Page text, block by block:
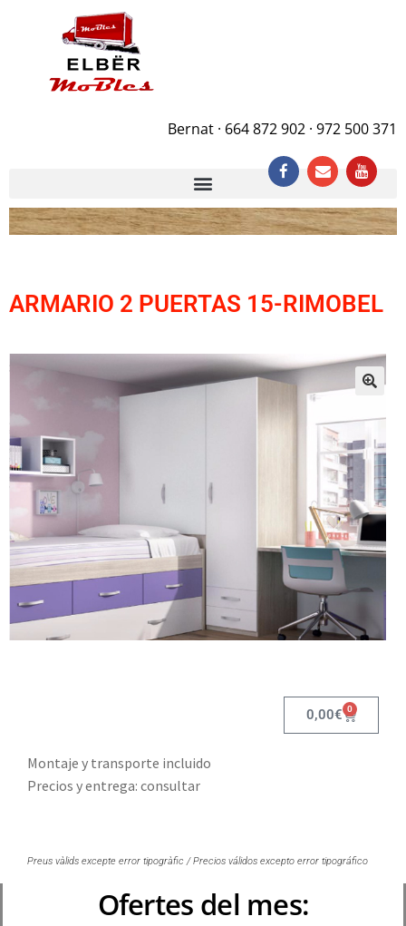
Bernat · 664 872 902 · 972 500 371
ARMARIO 2 PUERTAS 15-RIMOBEL
0,00€ 0
Montaje y transporte incluido
Precios y entrega: consultar
Preus vàlids excepte error tipogràfic / Precios válidos excepto error tipográfico
Ofertes del mes: